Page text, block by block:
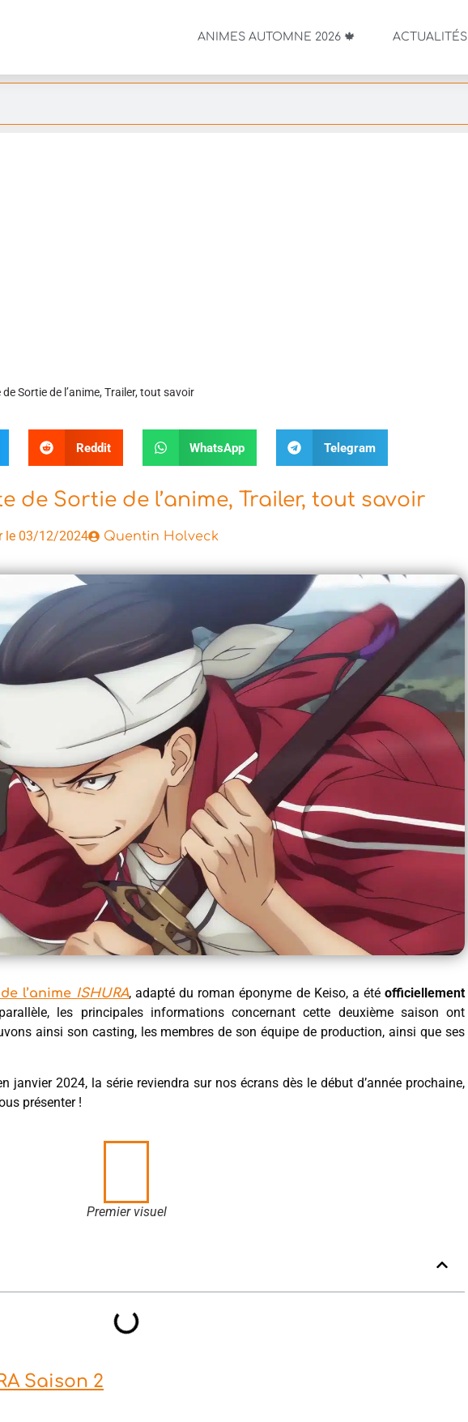
ANIMES AUTOMNE 2026 🍁 ACTUALITÉS
Sortie de l’anime, Trailer, tout savoir
Reddit WhatsApp Telegram
de Sortie de l’anime, Trailer, tout savoir
le 03/12/2024 Quentin Holveck
l’anime ISHURA, adapté du roman éponyme de Keiso, a étéofficiellement
les principales informations concernant cette deuxième saison ont
ainsi son casting, les membres de son équipe de production, ainsi que ses
janvier 2024, la série reviendra sur nos écrans dès le début d’année prochaine,
présenter !
Premier visuel
Saison 2